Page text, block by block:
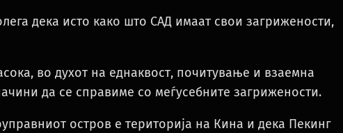
дека исто како што САД имаат свои загрижености,
во духот на еднаквост, почитување и взаемна
да се справиме со меѓусебните загрижености.
остров е територија на Кина и дека Пекинг